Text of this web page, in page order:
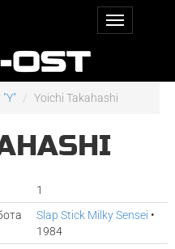
Yoichi Takahashi
1
Slap Stick Milky Sensei •
1984